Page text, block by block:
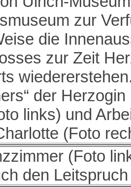
zur
die
zur Zeit
der
links) und
(Foto
(Foto
den